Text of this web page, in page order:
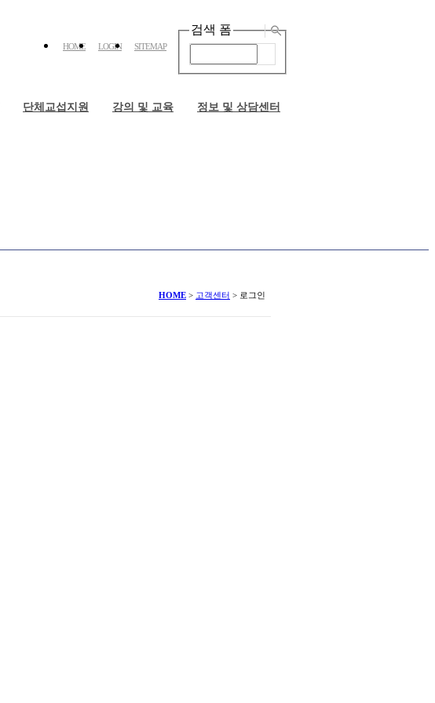
HOME LOGIN SITEMAP
검색 폼
단체교섭지원 강의 및 교육 정보 및 상담센터
HOME > 고객센터 > 로그인